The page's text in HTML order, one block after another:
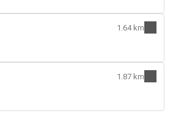
1.64 km
1.87 km